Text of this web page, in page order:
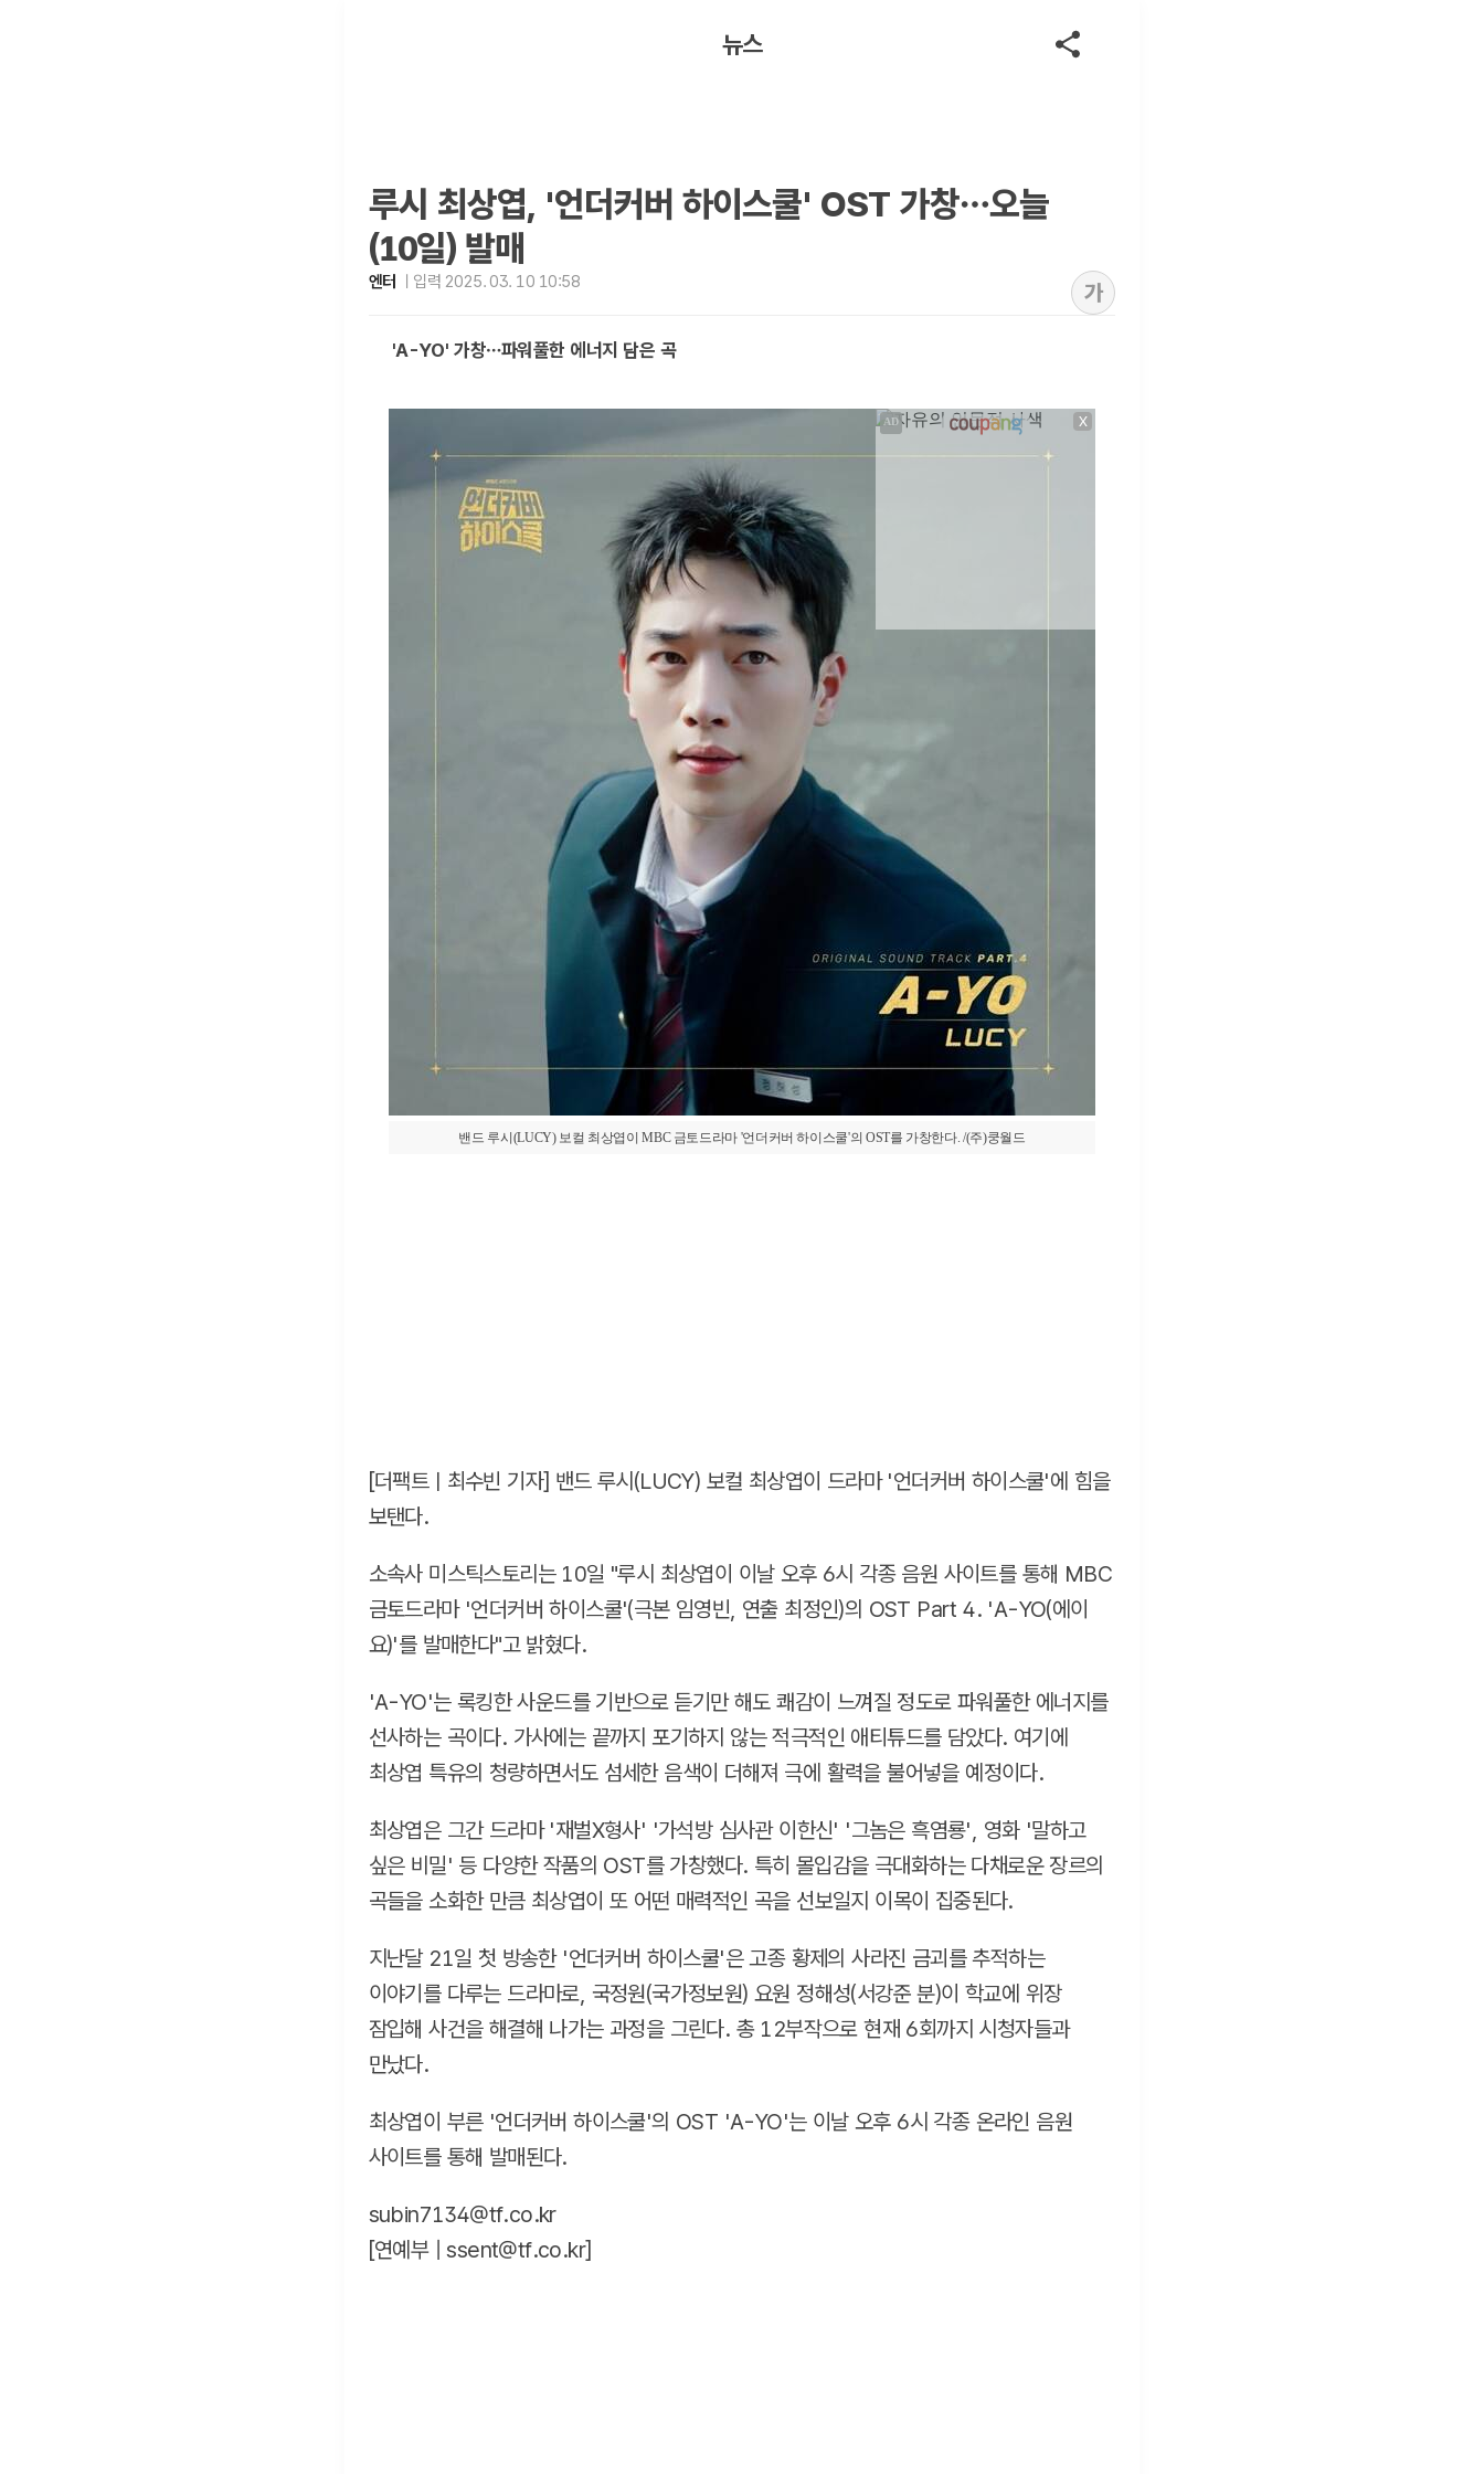
뉴스
루시 최상엽, '언더커버 하이스쿨' OST 가창…오늘
(10일) 발매
엔터 입력 2025. 03. 10 10:58 가
'A-YO' 가창…파워풀한 에너지 담은 곡
X
밴드 루시(LUCY) 보컬 최상엽이 MBC 금토드라마 '언더커버 하이스쿨'의 OST를 가창한다. /(주)쿵월드
[더팩트ㅣ최수빈 기자] 밴드 루시(LUCY) 보컬 최상엽이 드라마 '언더커버 하이스쿨'에 힘을
보탠다.
소속사 미스틱스토리는 10일 "루시 최상엽이 이날 오후 6시 각종 음원 사이트를 통해 MBC
금토드라마 '언더커버 하이스쿨'(극본 임영빈, 연출 최정인)의 OST Part 4. 'A-YO(에이
요)'를 발매한다"고 밝혔다.
'A-YO'는 록킹한 사운드를 기반으로 듣기만 해도 쾌감이 느껴질 정도로 파워풀한 에너지를
선사하는 곡이다. 가사에는 끝까지 포기하지 않는 적극적인 애티튜드를 담았다. 여기에
최상엽 특유의 청량하면서도 섬세한 음색이 더해져 극에 활력을 불어넣을 예정이다.
최상엽은 그간 드라마 '재벌X형사' '가석방 심사관 이한신' '그놈은 흑염룡', 영화 '말하고
싶은 비밀' 등 다양한 작품의 OST를 가창했다. 특히 몰입감을 극대화하는 다채로운 장르의
곡들을 소화한 만큼 최상엽이 또 어떤 매력적인 곡을 선보일지 이목이 집중된다.
지난달 21일 첫 방송한 '언더커버 하이스쿨'은 고종 황제의 사라진 금괴를 추적하는
이야기를 다루는 드라마로, 국정원(국가정보원) 요원 정해성(서강준 분)이 학교에 위장
잠입해 사건을 해결해 나가는 과정을 그린다. 총 12부작으로 현재 6회까지 시청자들과
만났다.
최상엽이 부른 '언더커버 하이스쿨'의 OST 'A-YO'는 이날 오후 6시 각종 온라인 음원
사이트를 통해 발매된다.
subin7134@tf.co.kr
[연예부 |ssent@tf.co.kr]